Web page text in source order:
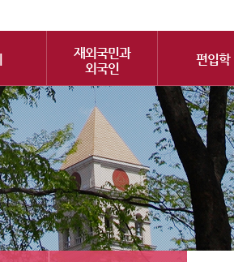
재외국민과
외국인
편입학